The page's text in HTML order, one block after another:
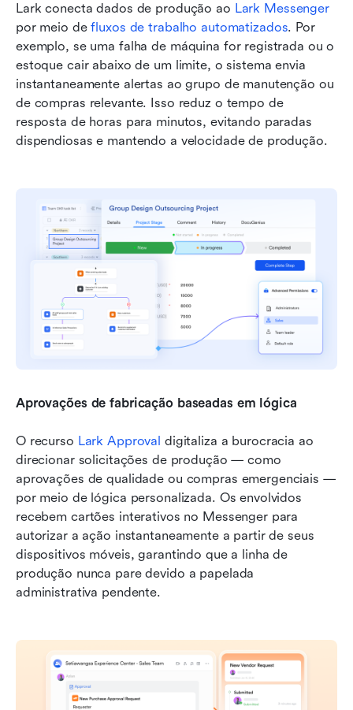
Lark conecta dados de produção ao Lark Messenger
por meio de fluxos de trabalho automatizados. Por
exemplo, se uma falha de máquina for registrada ou o
estoque cair abaixo de um limite, o sistema envia
instantaneamente alertas ao grupo de manutenção ou
de compras relevante. Isso reduz o tempo de
resposta de horas para minutos, evitando paradas
dispendiosas e mantendo a velocidade de produção.
Aprovações de fabricação baseadas em lógica
O recurso Lark Approval digitaliza a burocracia ao
direcionar solicitações de produção — como
aprovações de qualidade ou compras emergenciais —
por meio de lógica personalizada. Os envolvidos
recebem cartões interativos no Messenger para
autorizar a ação instantaneamente a partir de seus
dispositivos móveis, garantindo que a linha de
produção nunca pare devido a papelada
administrativa pendente.